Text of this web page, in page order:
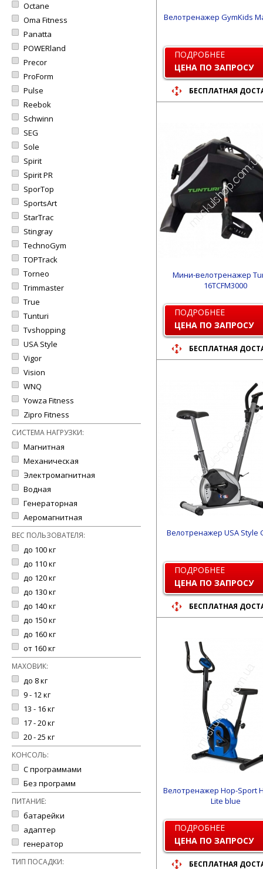
Octane
Oma Fitness
Panatta
POWERland
Precor
ProForm
Pulse
Reebok
Schwinn
SEG
Sole
Spirit
Spirit PR
SporTop
SportsArt
StarTrac
Stingray
TechnoGym
TOPTrack
Torneo
Trimmaster
True
Tunturi
Tvshopping
USA Style
Vigor
Vision
WNQ
Yowza Fitness
Zipro Fitness
СИСТЕМА НАГРУЗКИ:
Магнитная
Механическая
Электромагнитная
Водная
Генераторная
Аеромагнитная
ВЕС ПОЛЬЗОВАТЕЛЯ:
до 100 кг
до 110 кг
до 120 кг
до 130 кг
до 140 кг
до 150 кг
до 160 кг
от 160 кг
МАХОВИК:
до 8 кг
9 - 12 кг
13 - 16 кг
17 - 20 кг
20 - 25 кг
КОНСОЛЬ:
С программами
Без программ
ПИТАНИЕ:
батарейки
адаптер
генератор
ТИП ПОСАДКИ:
Велотренажер GymKids
ПОДРОБНЕЕ
ЦЕНА ПО ЗАПРОСУ
БЕСПЛАТНАЯ
Мини-велотренажер
16TCFM3000
ПОДРОБНЕЕ
ЦЕНА ПО ЗАПРОСУ
БЕСПЛАТНАЯ
Велотренажер USA Style
ПОДРОБНЕЕ
ЦЕНА ПО ЗАПРОСУ
БЕСПЛАТНАЯ
Велотренажер Hop-Sport
Lite blue
ПОДРОБНЕЕ
ЦЕНА ПО ЗАПРОСУ
БЕСПЛАТНАЯ